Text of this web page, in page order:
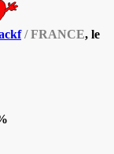
/ FRANCE, le